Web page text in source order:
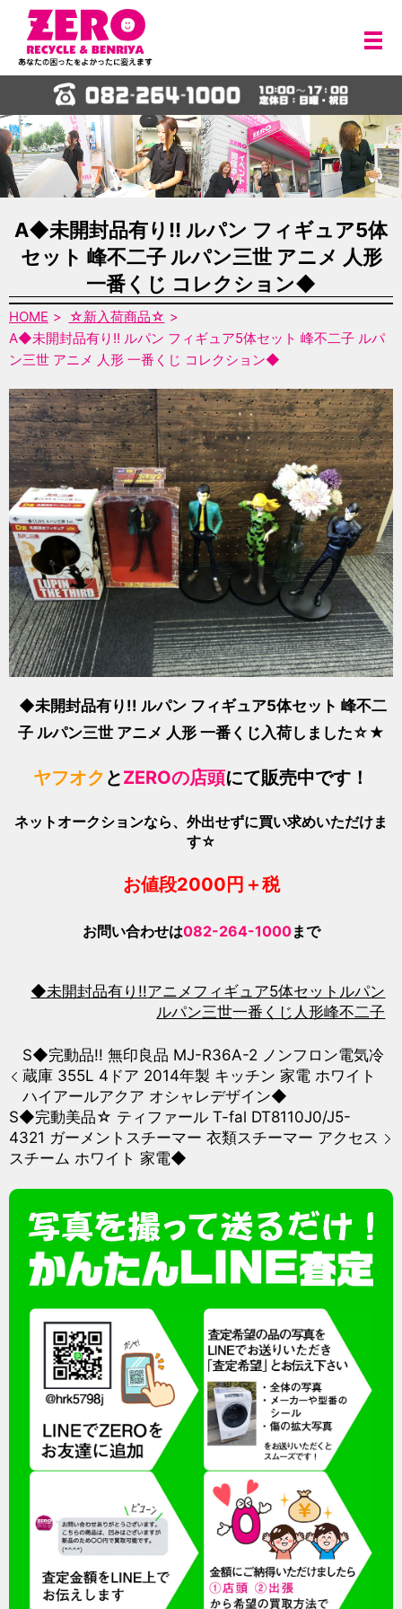
メ
A◆未開封品有り!! ルパン フィギュア5体
セット 峰不二子 ルパン三世 アニメ 人形
一番くじ コレクション◆
HOME
☆新入荷商品☆
A◆未開封品有り!! ルパン フィギュア5体セット 峰不二子 ルパ
ン三世 アニメ 人形 一番くじ コレクション◆
◆未開封品有り!! ルパン フィギュア5体セット 峰不二
子 ルパン三世 アニメ 人形 一番くじ 入荷しました☆★
ヤフオク とZEROの店頭にて販売中です！
ネットオークションなら、外出せずに買い求めいただけま
す☆
お値段2000 円＋税
お問い合わせは082-264-1000まで
◆未開封品有り!!アニメ フィギュア5体セット ルパン
ルパン三世一番くじ 人形峰不二子
S◆完動品!! 無印良品 MJ-R36A-2 ノンフロン電気冷
蔵庫 355L 4ドア 2014年製 キッチン 家電 ホワイト
ハイアールアクア オシャレデザイン◆
S◆完動美品☆ ティファール T-fal DT8110J0/J5-
4321 ガーメントスチーマー 衣類スチーマー アクセス
スチーム ホワイト 家電◆